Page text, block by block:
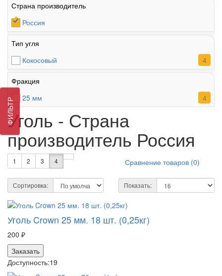
ФИЛЬТР
Страна производитель
Россия
Тип угля
Кокосовый
4
Фракция
25 мм
4
Уголь - Страна
производитель Россия
1 2 3 4 Сравнение товаров (0)
Сортировка: Показать:
Уголь Crown 25 мм. 18 шт. (0,25кг)
200 ₽
Заказать
Доступность:19